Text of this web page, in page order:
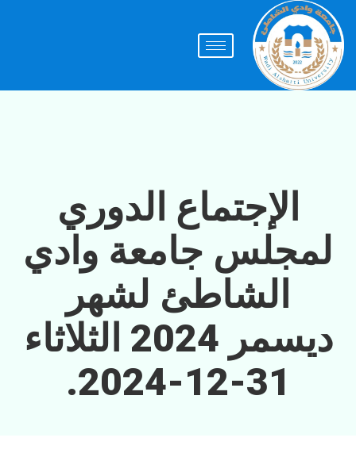
الإجتماع الدوري
لمجلس جامعة وادي
الشاطئ لشهر
ديسمر 2024 الثلاثاء
31-12-2024.